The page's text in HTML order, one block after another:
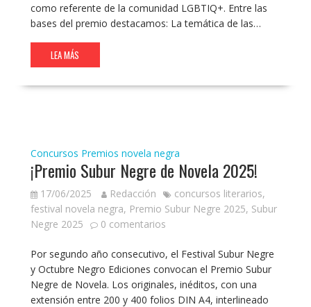
como referente de la comunidad LGBTIQ+. Entre las
bases del premio destacamos: La temática de las…
LEA MÁS
Concursos Premios novela negra
¡Premio Subur Negre de Novela 2025!
17/06/2025 Redacción concursos literarios,
festival novela negra, Premio Subur Negre 2025, Subur
Negre 2025
0 comentarios
Por segundo año consecutivo, el Festival Subur Negre
y Octubre Negro Ediciones convocan el Premio Subur
Negre de Novela. Los originales, inéditos, con una
extensión entre 200 y 400 folios DIN A4, interlineado